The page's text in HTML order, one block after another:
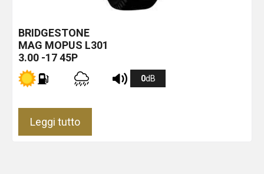
BRIDGESTONE
MAG MOPUS L301
3.00 -17 45P
0dB
Leggi tutto